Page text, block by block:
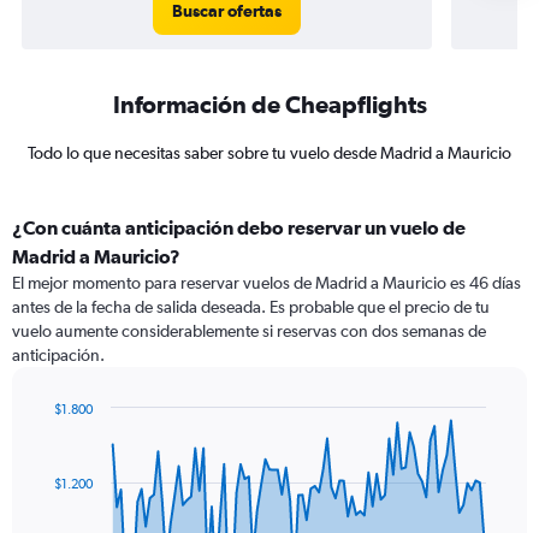
Buscar ofertas
Información de Cheapflights
Todo lo que necesitas saber sobre tu vuelo desde Madrid a Mauricio
¿Con cuánta anticipación debo reservar un vuelo de
Madrid a Mauricio?
El mejor momento para reservar vuelos de Madrid a Mauricio es 46 días
antes de la fecha de salida deseada. Es probable que el precio de tu
vuelo aumente considerablemente si reservas con dos semanas de
anticipación.
data
$1.200
$1.800